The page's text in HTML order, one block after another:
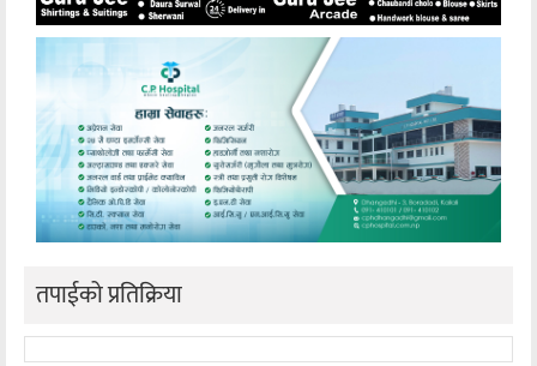
तपाईको प्रतिक्रिया